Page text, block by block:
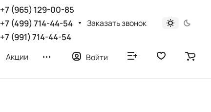
+7 (965) 129-00-85
+7 (499) 714-44-54
+7 (991) 714-44-54
Заказать звонок
Акции Войти